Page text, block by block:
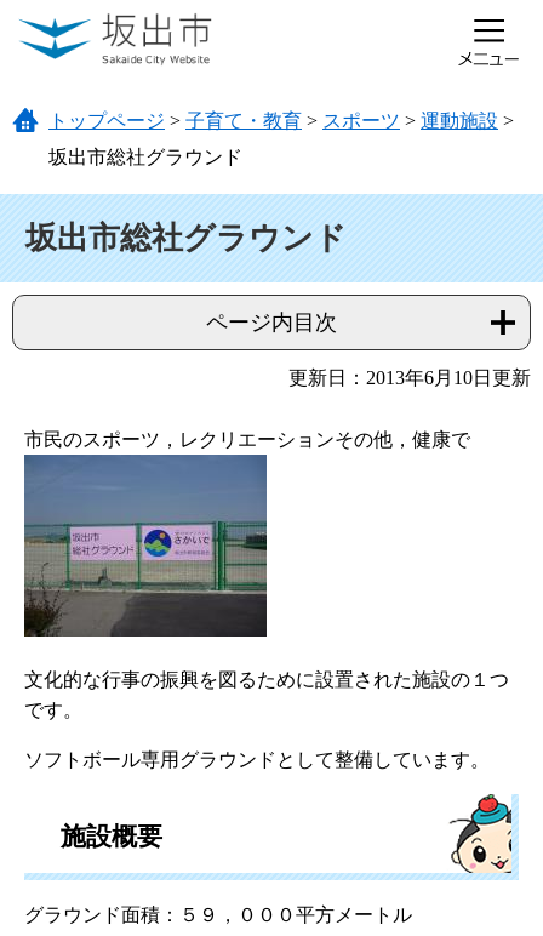
ページの先頭です。
メニューを飛ばして本文へ
トップページ > 子育て・教育 > スポーツ > 運動施設 >
坂出市総社グラウンド
坂出市総社グラウンド
ページ内目次
更新日：2013年6月10日更新
市民のスポーツ，レクリエーションその他，健康で
文化的な行事の振興を図るために設置された施設の１つ
です。
ソフトボール専用グラウンドとして整備しています。
施設概要
グラウンド面積：５９，０００平方メートル